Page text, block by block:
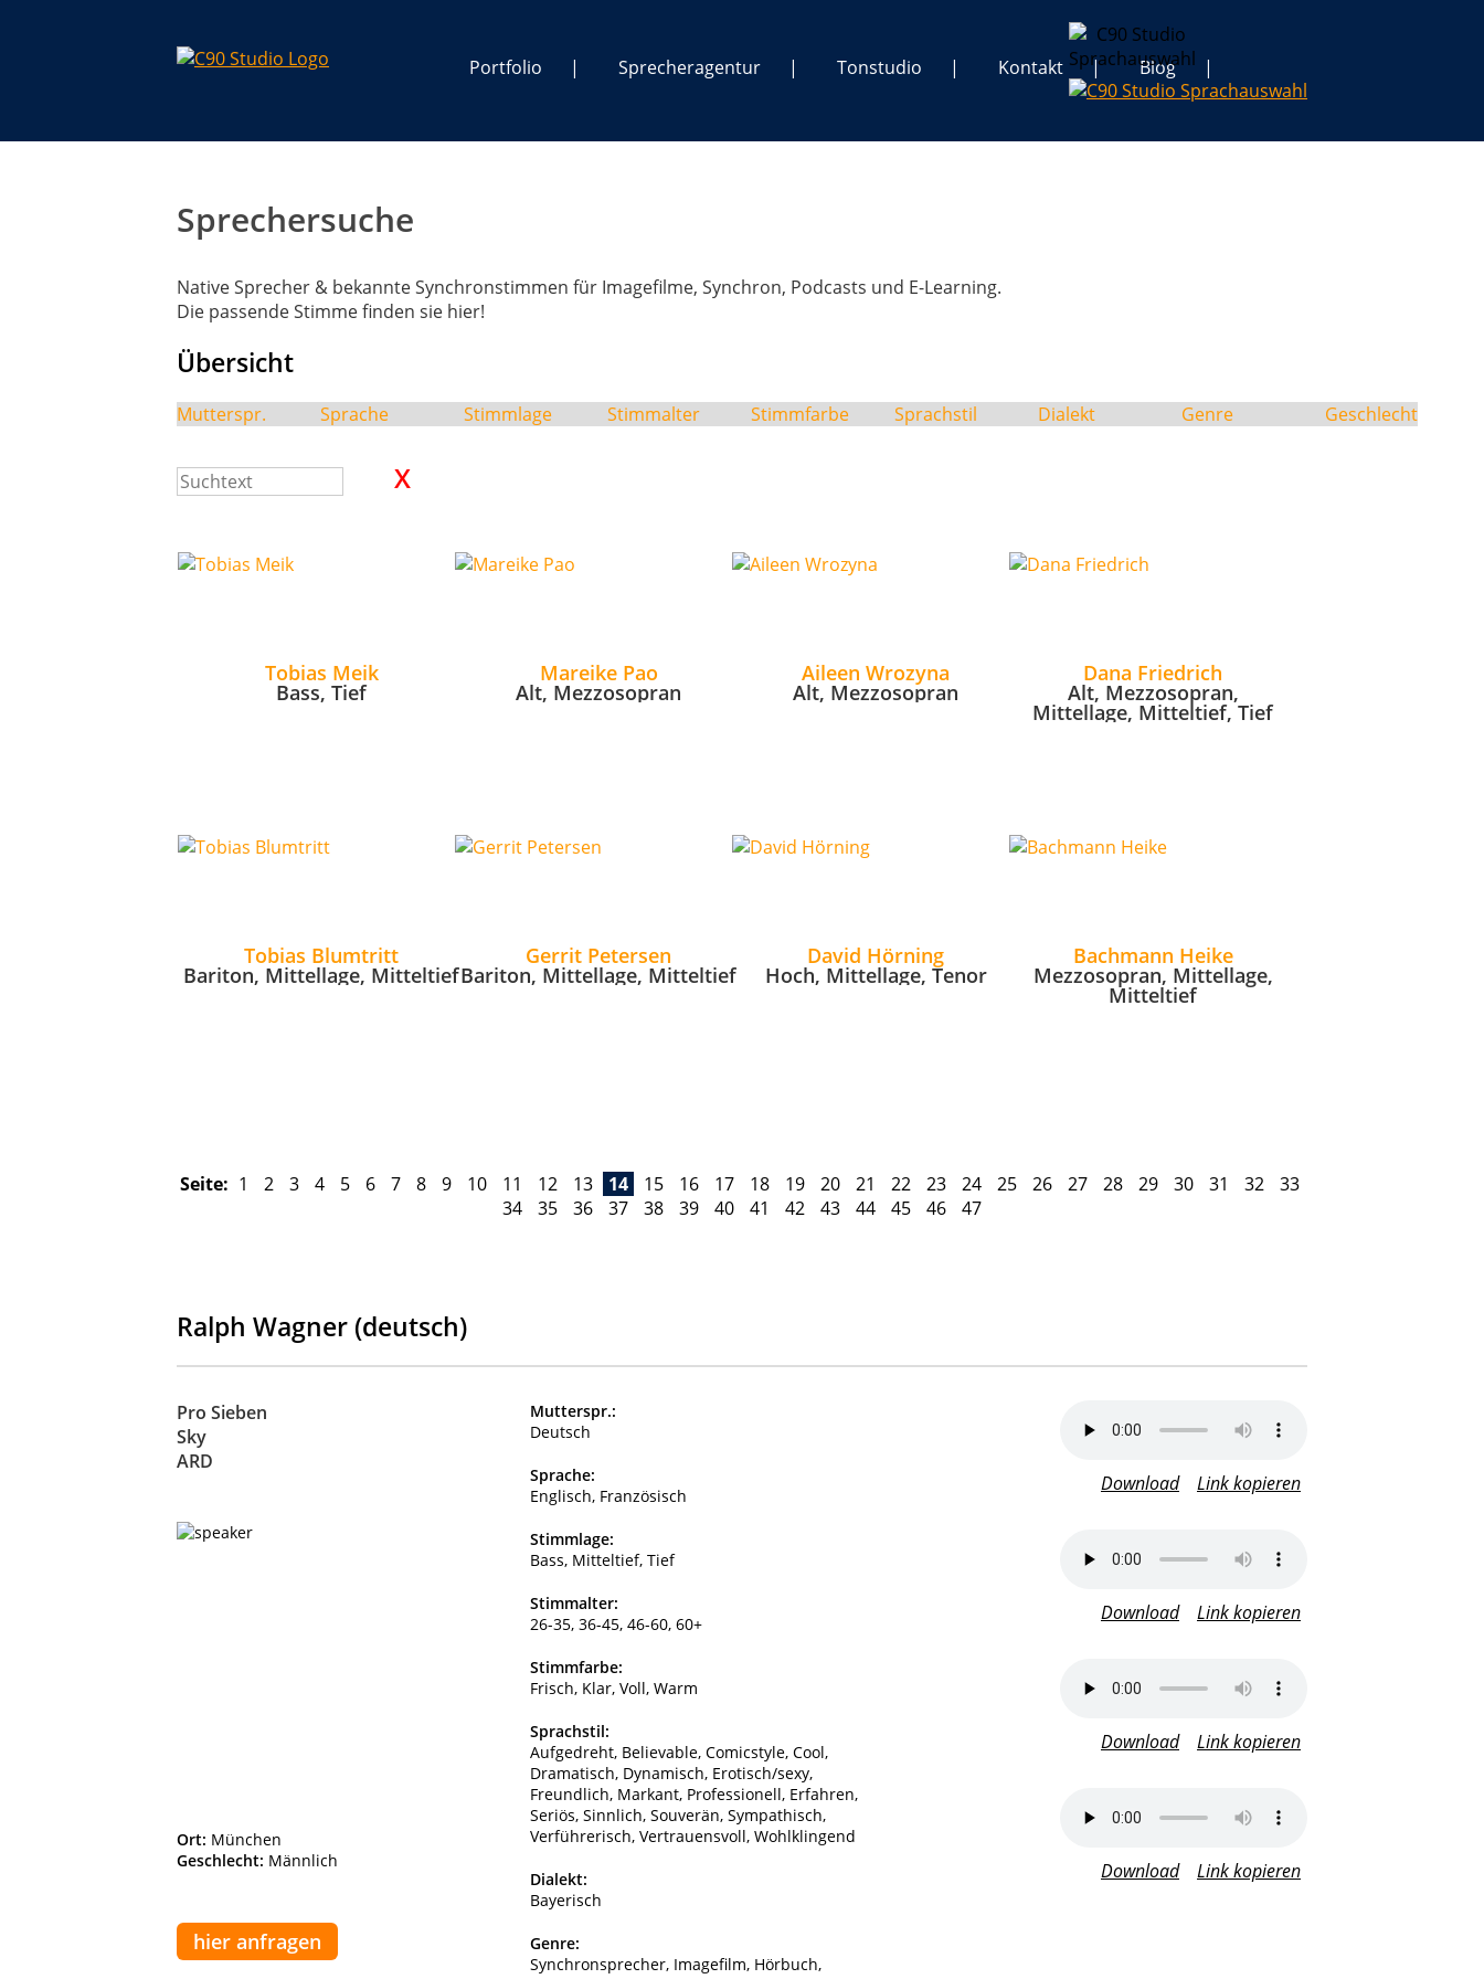
Portfolio Sprecheragentur Tonstudio Kontakt Blog
Sprechersuche
Native Sprecher & bekannte Synchronstimmen für Imagefilme, Synchron, Podcasts und E-Learning.
Die passende Stimme finden sie hier!
Übersicht
Tobias Meik
Bass, Tief
Mareike Pao
Alt, Mezzosopran
Aileen Wrozyna
Alt, Mezzosopran
Dana Friedrich
Alt, Mezzosopran,
Mittellage, Mitteltief, Tief
Tobias Blumtritt
Bariton, Mittellage, Mitteltief
Gerrit Petersen
Bariton, Mittellage, Mitteltief
David Hörning
Hoch, Mittellage, Tenor
Bachmann Heike
Mezzosopran, Mittellage,
Mitteltief
Seite: 1 2 3 4 5 6 7 8 9 10 11 12 13 14 15 16 17 18 19 20 21 22 23 24 25 26 27 28 29 30 31 32
33
34
35 36 37 38 39 40 41 42 43 44 45 46 47
Ralph Wagner (deutsch)
Pro Sieben
Sky
ARD
Ort: München
Geschlecht: Männlich
hier anfragen
Mutterspr.:
Deutsch
Sprache:
Englisch, Französisch
Stimmlage:
Bass, Mitteltief, Tief
Stimmalter:
26-35, 36-45, 46-60, 60+
Stimmfarbe:
Frisch, Klar, Voll, Warm
Sprachstil:
Aufgedreht, Believable, Comicstyle, Cool,
Dramatisch, Dynamisch, Erotisch/sexy,
Freundlich, Markant, Professionell, Erfahren,
Seriös, Sinnlich, Souverän, Sympathisch,
Verführerisch, Vertrauensvoll, Wohlklingend
Dialekt:
Bayerisch
Genre:
Synchronsprecher, Imagefilm, Hörbuch,
Download Link kopieren
Download Link kopieren
Download Link kopieren
Download Link kopieren